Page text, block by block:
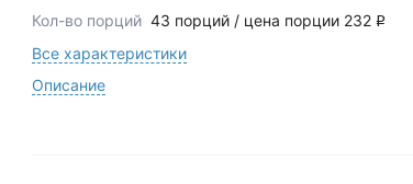
Кол-во порций 43 порций / цена порции 232 q
Все характеристики
Описание